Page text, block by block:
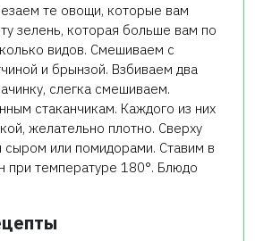
те овощи, которые вам
зелень, которая больше вам по
видов. Смешиваем с
и брынзой. Взбиваем два
слегка смешиваем.
стаканчикам. Каждого из них
желательно плотно. Сверху
сыром или помидорами. Ставим в
при температуре 180°. Блюдо